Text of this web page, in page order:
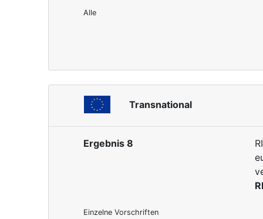
Alle
Transnational
Ergebnis 8
Einzelne Vorschriften